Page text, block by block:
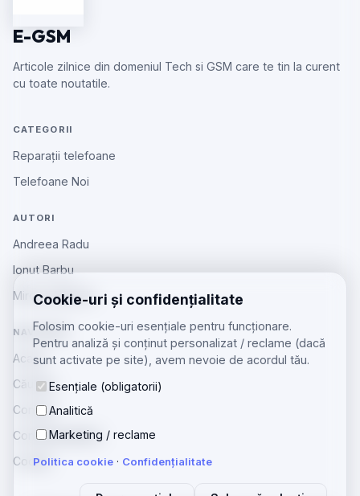
Cookie-uri și confidențialitate
Folosim cookie-uri esențiale pentru funcționare.
Pentru analiză și conținut personalizat / reclame (dacă
sunt activate pe site), avem nevoie de acordul tău.
Esențiale (obligatorii)
Analitică
Marketing / reclame
Politica cookie · Confidențialitate
E-GSM
Articole zilnice din domeniul Tech si GSM care te tin la curent
cu toate noutatile.
CATEGORII
Reparații telefoane
Telefoane Noi
AUTORI
Andreea Radu
Ionut Barbu
Mircea Aiftincăi
NAVIGARE
Acasă
Căutare
Contact
Confidențialitate
Cookie